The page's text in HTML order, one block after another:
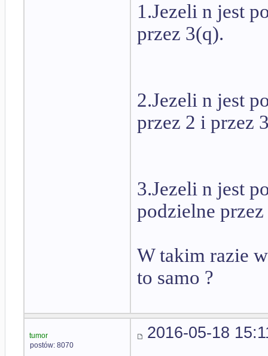
1.Jezeli n jest
przez 3(q).
2.Jezeli n jest
przez 2 i przez
3.Jezeli n jest
podzielne
W takim razie
to samo ?
tumor
postów: 8070
2016-05-18